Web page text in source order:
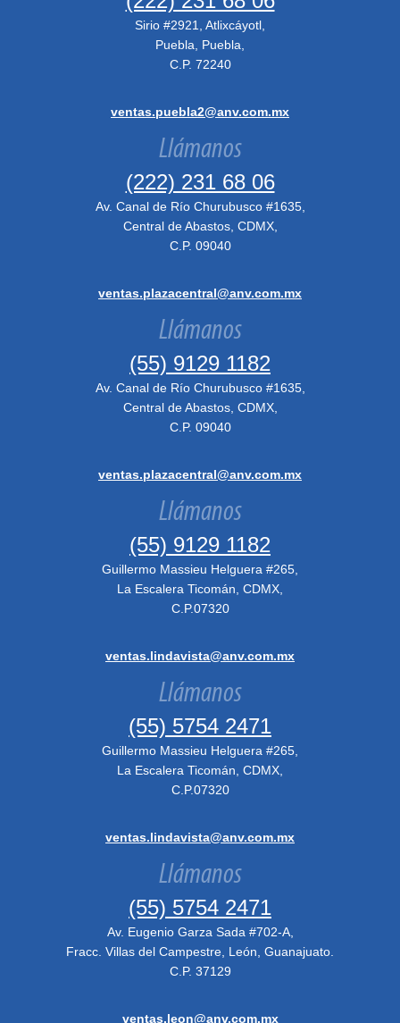
Sirio #2921, Atlixcáyotl,
Puebla, Puebla,
C.P. 72240
ventas.puebla2@anv.com.mx
Llámanos
(222) 231 68 06
Av. Canal de Río Churubusco #1635,
Central de Abastos, CDMX,
C.P. 09040
ventas.plazacentral@anv.com.mx
Llámanos
(55) 9129 1182
Av. Canal de Río Churubusco #1635,
Central de Abastos, CDMX,
C.P. 09040
ventas.plazacentral@anv.com.mx
Llámanos
(55) 9129 1182
Guillermo Massieu Helguera #265,
La Escalera Ticomán, CDMX,
C.P.07320
ventas.lindavista@anv.com.mx
Llámanos
(55) 5754 2471
Guillermo Massieu Helguera #265,
La Escalera Ticomán, CDMX,
C.P.07320
ventas.lindavista@anv.com.mx
Llámanos
(55) 5754 2471
Av. Eugenio Garza Sada #702-A,
Fracc. Villas del Campestre, León, Guanajuato.
C.P. 37129
ventas.leon@anv.com.mx